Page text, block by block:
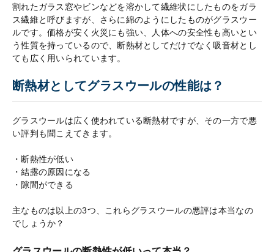
割れたガラス窓やビンなどを溶かして繊維状にしたものをガラ
ス繊維と呼びますが、さらに綿のようにしたものがグラスウー
ルです。価格が安く火災にも強い、人体への安全性も高いとい
う性質を持っているので、断熱材としてだけでなく吸音材とし
ても広く用いられています。
断熱材としてグラスウールの性能は？
グラスウールは広く使われている断熱材ですが、その一方で悪
い評判も聞こえてきます。
・断熱性が低い
・結露の原因になる
・隙間ができる
主なものは以上の3つ、これらグラスウールの悪評は本当なの
でしょうか？